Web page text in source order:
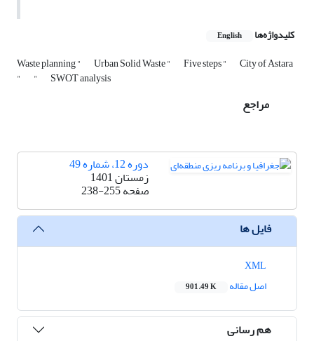
کلیدواژه‌ها English
Waste planning " Urban Solid Waste " Five steps " City of Astara
" " SWOT analysis
مراجع
دوره 12، شماره 49
زمستان 1401
صفحه238-255
فایل ها
اصل مقاله
901.49 K
هم رسانی